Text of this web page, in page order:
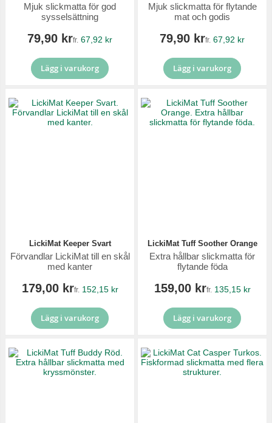
Mjuk slickmatta för god
sysselsättning
79,90 krfr. 67,92 kr
Lägg i varukorg
Mjuk slickmatta för flytande
mat och godis
79,90 krfr. 67,92 kr
Lägg i varukorg
LickiMat Keeper Svart
Förvandlar LickiMat till en skål
med kanter
179,00 krfr. 152,15 kr
Lägg i varukorg
LickiMat Tuff Soother Orange
Extra hållbar slickmatta för
flytande föda
159,00 krfr. 135,15 kr
Lägg i varukorg